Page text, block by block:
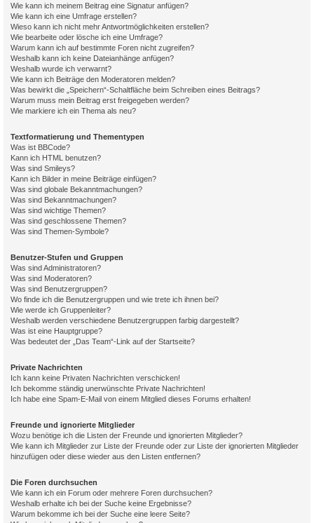
Wie kann ich meinem Beitrag eine Signatur anfügen?
Wie kann ich eine Umfrage erstellen?
Wieso kann ich nicht mehr Antwortmöglichkeiten erstellen?
Wie bearbeite oder lösche ich eine Umfrage?
Warum kann ich auf bestimmte Foren nicht zugreifen?
Weshalb kann ich keine Dateianhänge anfügen?
Weshalb wurde ich verwarnt?
Wie kann ich Beiträge den Moderatoren melden?
Was bewirkt die „Speichern“-Schaltfläche beim Schreiben eines Beitrags?
Warum muss mein Beitrag erst freigegeben werden?
Wie markiere ich ein Thema als neu?
Textformatierung und Thementypen
Was ist BBCode?
Kann ich HTML benutzen?
Was sind Smileys?
Kann ich Bilder in meine Beiträge einfügen?
Was sind globale Bekanntmachungen?
Was sind Bekanntmachungen?
Was sind wichtige Themen?
Was sind geschlossene Themen?
Was sind Themen-Symbole?
Benutzer-Stufen und Gruppen
Was sind Administratoren?
Was sind Moderatoren?
Was sind Benutzergruppen?
Wo finde ich die Benutzergruppen und wie trete ich ihnen bei?
Wie werde ich Gruppenleiter?
Weshalb werden verschiedene Benutzergruppen farbig dargestellt?
Was ist eine Hauptgruppe?
Was bedeutet der „Das Team“-Link auf der Startseite?
Private Nachrichten
Ich kann keine Privaten Nachrichten verschicken!
Ich bekomme ständig unerwünschte Private Nachrichten!
Ich habe eine Spam-E-Mail von einem Mitglied dieses Forums erhalten!
Freunde und ignorierte Mitglieder
Wozu benötige ich die Listen der Freunde und ignorierten Mitglieder?
Wie kann ich Mitglieder zur Liste der Freunde oder zur Liste der ignorierten Mitglieder
hinzufügen oder diese wieder aus den Listen entfernen?
Die Foren durchsuchen
Wie kann ich ein Forum oder mehrere Foren durchsuchen?
Weshalb erhalte ich bei der Suche keine Ergebnisse?
Warum bekomme ich bei der Suche eine leere Seite?